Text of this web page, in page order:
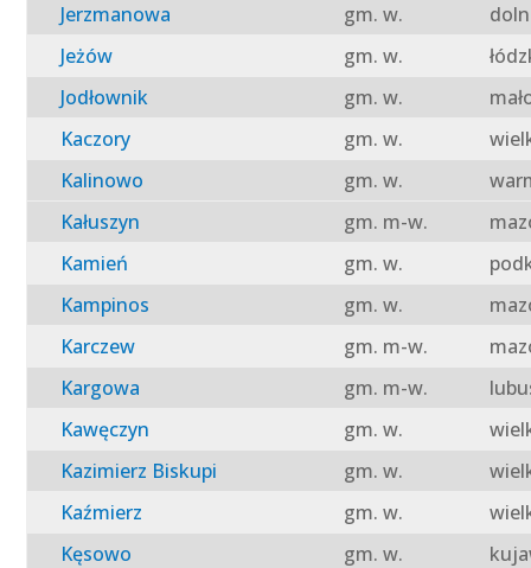
Jerzmanowa
gm. w.
Jeżów
gm. w.
Jodłownik
gm. w.
Kaczory
gm. w.
Kalinowo
gm. w.
Kałuszyn
gm. m-w.
Kamień
gm. w.
Kampinos
gm. w.
Karczew
gm. m-w.
Kargowa
gm. m-w.
Kawęczyn
gm. w.
Kazimierz Biskupi
gm. w.
Kaźmierz
gm. w.
Kęsowo
gm. w.